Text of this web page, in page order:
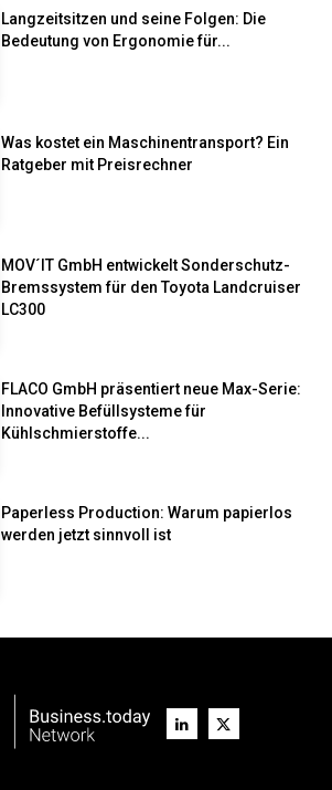
Langzeitsitzen und seine Folgen: Die
Bedeutung von Ergonomie für...
Was kostet ein Maschinentransport? Ein
Ratgeber mit Preisrechner
MOV´IT GmbH entwickelt Sonderschutz-
Bremssystem für den Toyota Landcruiser
LC300
FLACO GmbH präsentiert neue Max-Serie:
Innovative Befüllsysteme für
Kühlschmierstoffe...
Paperless Production: Warum papierlos
werden jetzt sinnvoll ist